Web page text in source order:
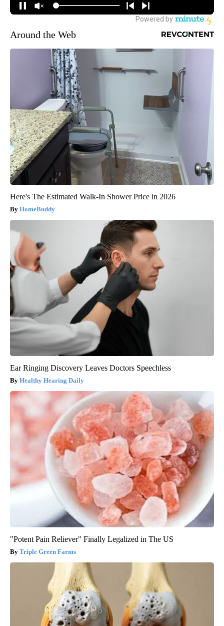
Around the Web
Here's The Estimated Walk-In Shower Price in 2026
HomeBuddy
Ear Ringing Discovery Leaves Doctors Speechless
Healthy Hearing Daily
"Potent Pain Reliever" Finally Legalized in The US
Triple Green Farms